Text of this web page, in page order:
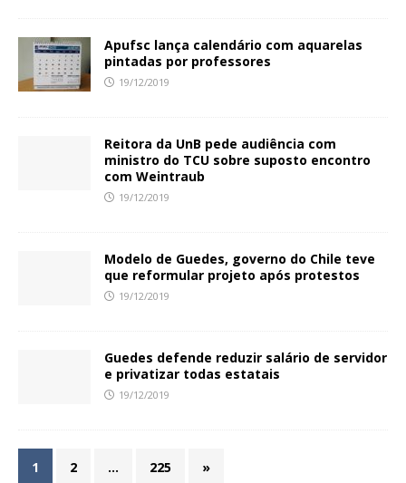
Apufsc lança calendário com aquarelas
pintadas por professores
19/12/2019
Reitora da UnB pede audiência com
ministro do TCU sobre suposto encontro
com Weintraub
19/12/2019
Modelo de Guedes, governo do Chile teve
que reformular projeto após protestos
19/12/2019
Guedes defende reduzir salário de servidor
e privatizar todas estatais
19/12/2019
1 2 … 225 »